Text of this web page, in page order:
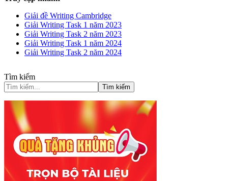
Giải đề Writing Cambridge
Giải Writing Task 1 năm 2023
Giải Writing Task 2 năm 2023
Giải Writing Task 1 năm 2024
Giải Writing Task 2 năm 2024
Tìm kiếm
Tìm kiếm